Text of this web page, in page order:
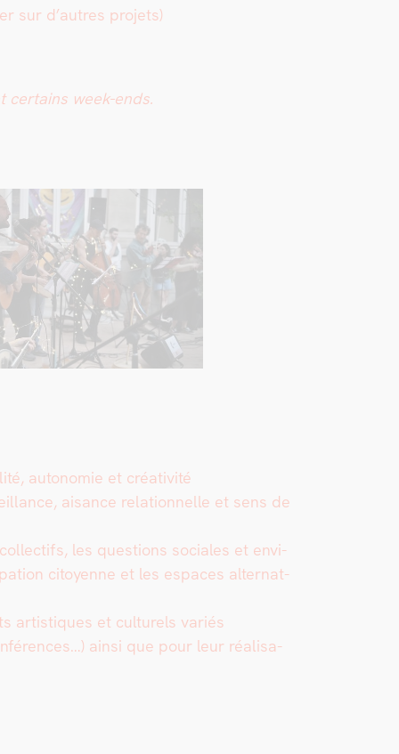
sur d’autres pro­jets)
cer­tains week-ends.
autonomie et créa­tiv­ité
aisance rela­tion­nelle et sens de
les ques­tions sociales et envi­
citoyenne et les espaces alter­nat­
artis­tiques et cul­turels var­iés
ain­si que pour leur réal­i­sa­